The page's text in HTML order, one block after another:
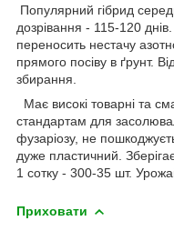
Популярний гібрид
дозрівання - 115-120
переносить нестачу
прямого посіву в ґрунт.
збирання.
Має високі товарні та
стандартам для
фузаріозу, не
дуже пластичний.
1 сотку - 300-35 шт.
Приховати